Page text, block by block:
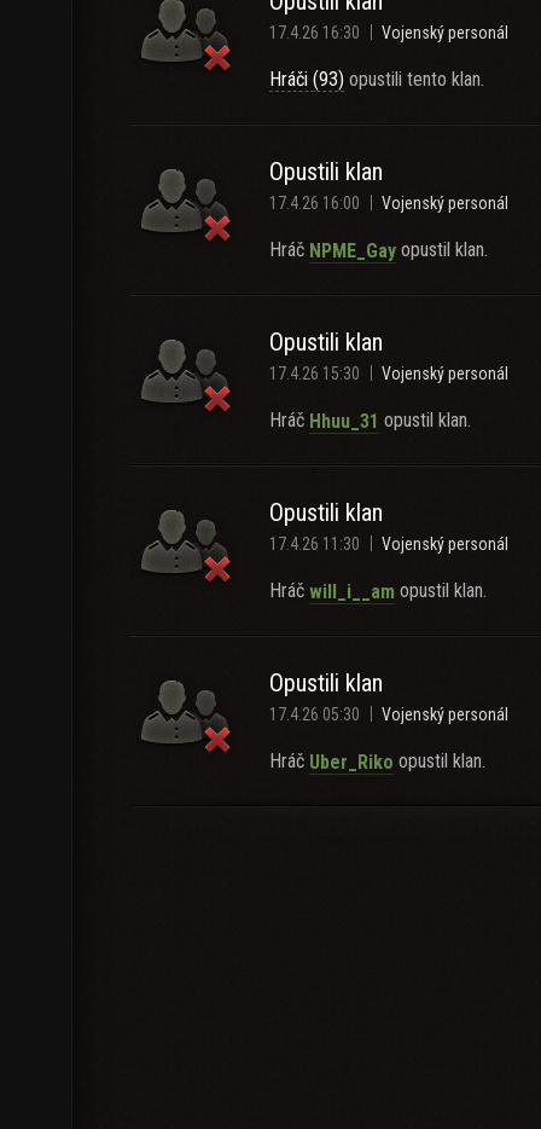
17.4.26 16:30 Vojenský personál
Hráči (93) opustili tento klan.
Opustili klan
17.4.26 16:00 Vojenský personál
Hráč NPME_Gay opustil klan.
Opustili klan
17.4.26 15:30 Vojenský personál
Hráč Hhuu_31 opustil klan.
Opustili klan
17.4.26 11:30 Vojenský personál
Hráč will_i__am opustil klan.
Opustili klan
17.4.26 05:30 Vojenský personál
Hráč Uber_Riko opustil klan.